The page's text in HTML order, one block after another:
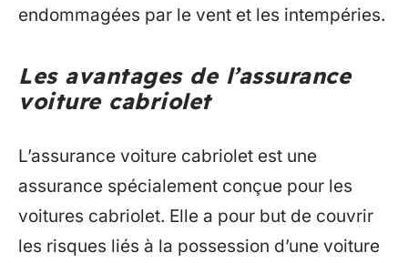
endommagées par le vent et les intempéries.
Les avantages de l’assurance
voiture cabriolet
L’assurance voiture cabriolet est une
assurance spécialement conçue pour les
voitures cabriolet. Elle a pour but de couvrir
les risques liés à la possession d’une voiture